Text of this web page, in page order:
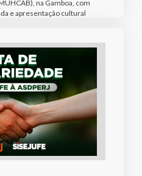
na Gamboa, com
e apresentação cultural